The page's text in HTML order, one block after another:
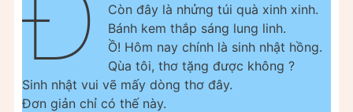
Còn đây là nhửng túi quà xinh xinh.
Bánh kem thắp sáng lung linh.
Ồ! Hôm nay chính là sinh nhật hồng.
Qùa tôi, thơ tặng được không ?
Sinh nhật vui vẽ mấy dòng thơ đây.
Đơn giản chỉ có thế này.